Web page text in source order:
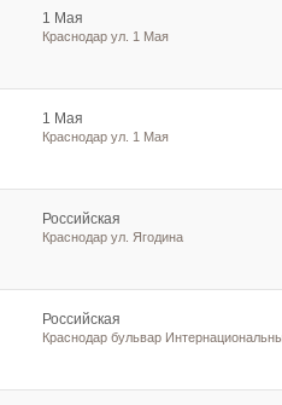
1 Мая
Краснодар ул. 1 Мая
1 Мая
Краснодар ул. 1 Мая
Российская
Краснодар ул. Ягодина
Российская
Краснодар бульвар